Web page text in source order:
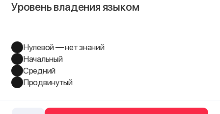
Уровень владения языком
Нулевой — нет знаний
Начальный
Средний
Продвинутый